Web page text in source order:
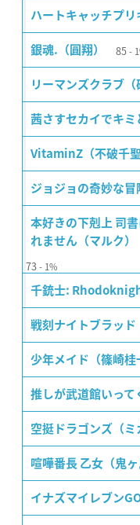
ハートキャッチプリ
銀魂.（圓翔） 85
リーマンズクラブ（
茜さすセカイでキミ
VitaminZ（不破千聖
ジョジョの奇妙な冒
本好きの下剋上 司
れません（マルク）
73 1%
千銃士:
戦刻ナイトブラッド
少年メイド（篠崎桂
推しが武道館いって
空挺ドラゴンズ（ミ
喧嘩番長 乙女（鬼ヶ
イナズマイレブン